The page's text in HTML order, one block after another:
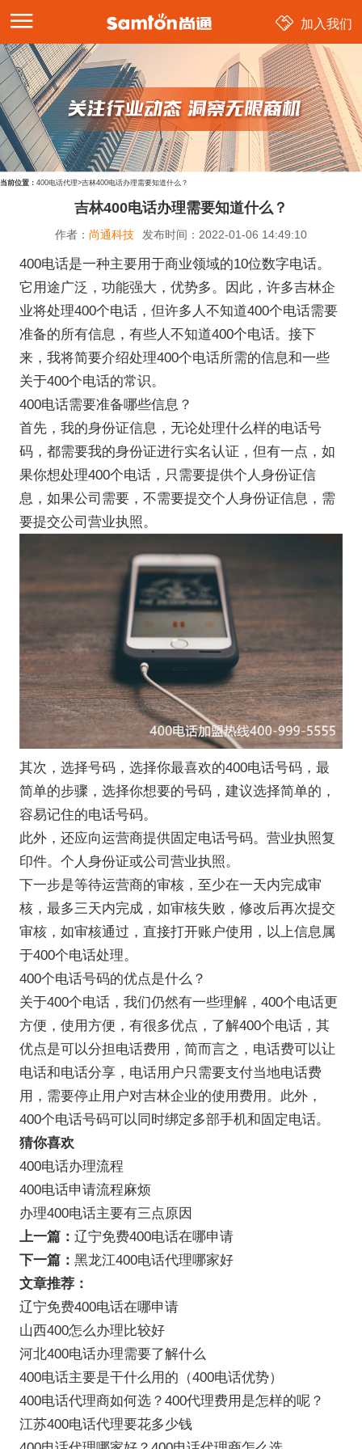
加入我们
当前位置： 400电话代理>吉林400电话办理需要知道什么？
吉林400电话办理需要知道什么？
作者： 尚通科技 发布时间： 2022-01-06 14:49:10
400电话是一种主要用于商业领域的10位数字电话。
它用途广泛，功能强大，优势多。因此，许多吉林企
业将处理400个电话，但许多人不知道400个电话需要
准备的所有信息，有些人不知道400个电话。接下
来，我将简要介绍处理400个电话所需的信息和一些
关于400个电话的常识。
400电话需要准备哪些信息？
首先，我的身份证信息，无论处理什么样的电话号
码，都需要我的身份证进行实名认证，但有一点，如
果你想处理400个电话，只需要提供个人身份证信
息，如果公司需要，不需要提交个人身份证信息，需
要提交公司营业执照。
其次，选择号码，选择你最喜欢的400电话号码，最
简单的步骤，选择你想要的号码，建议选择简单的，
容易记住的电话号码。
此外，还应向运营商提供固定电话号码。营业执照复
印件。个人身份证或公司营业执照。
下一步是等待运营商的审核，至少在一天内完成审
核，最多三天内完成，如审核失败，修改后再次提交
审核，如审核通过，直接打开账户使用，以上信息属
于400个电话处理。
400个电话号码的优点是什么？
关于400个电话，我们仍然有一些理解，400个电话更
方便，使用方便，有很多优点，了解400个电话，其
优点是可以分担电话费用，简而言之，电话费可以让
电话和电话分享，电话用户只需要支付当地电话费
用，需要停止用户对吉林企业的使用费用。此外，
400个电话号码可以同时绑定多部手机和固定电话。
猜你喜欢
400电话办理流程
400电话申请流程麻烦
办理400电话主要有三点原因
上一篇： 辽宁免费400电话在哪申请
下一篇： 黑龙江400电话代理哪家好
文章推荐：
辽宁免费400电话在哪申请
山西400怎么办理比较好
河北400电话办理需要了解什么
400电话主要是干什么用的（400电话优势）
400电话代理商如何选？400代理费用是怎样的呢？
江苏400电话代理要花多少钱